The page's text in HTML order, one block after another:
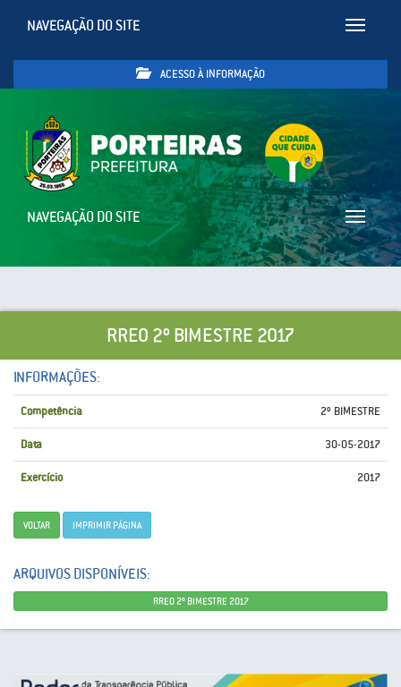
Toggle
NAVEGAÇÃO DO SITE
ACESSO À INFORMAÇÃO
Toggle
NAVEGAÇÃO DO SITE
RREO 2º BIMESTRE 2017
INFORMAÇÕES:
Competência 2º BIMESTRE
Data 30-05-2017
Exercício 2017
VOLTAR IMPRIMIR PÁGINA
ARQUIVOS DISPONÍVEIS:
RREO 2º BIMESTRE 2017